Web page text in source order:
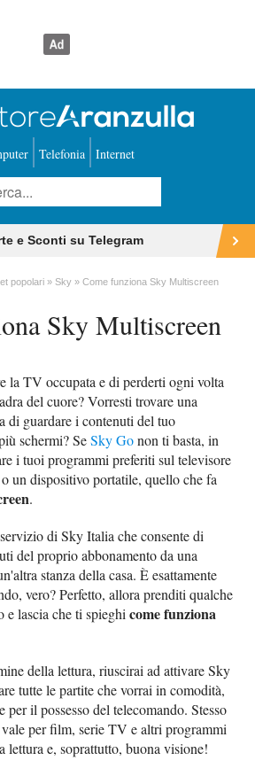
Telefonia Internet
e Sconti su Telegram
popolari Sky Come funziona Sky Multiscreen
Sky Multiscreen
la TV occupata e di perderti ogni volta
del cuore? Vorresti trovare una
di guardare i contenuti del tuo
schermi? SeSky Gonon ti basta, in
i tuoi programmi preferiti sul televisore
un dispositivo portatile, quello che fa
.
di Sky Italia che consente di
del proprio abbonamento da una
stanza della casa. È esattamente
vero? Perfetto, allora prenditi qualche
e lascia che ti spieghicome funziona
della lettura, riuscirai ad attivare Sky
tutte le partite che vorrai in comodità,
per il possesso del telecomando. Stesso
per film, serie TV e altri programmi
lettura e, soprattutto, buona visione!